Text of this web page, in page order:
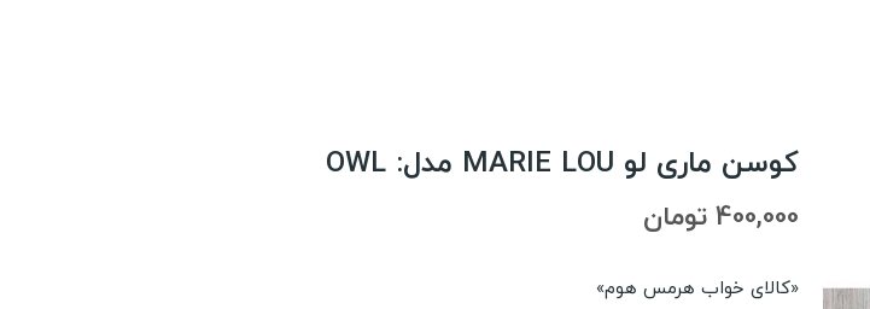
کوسن ماری لو MARIE LOU مدل: OWL
400,000 تومان
«کالای خواب هرمس هوم»